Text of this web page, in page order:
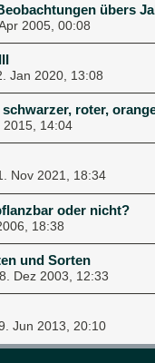
übers
2005, 00:08
Jan 2020, 13:08
roter,
2015, 14:04
Nov 2021, 18:34
oder nicht?
18:38
und Sorten
Dez 2003, 12:33
Jun 2013, 20:10